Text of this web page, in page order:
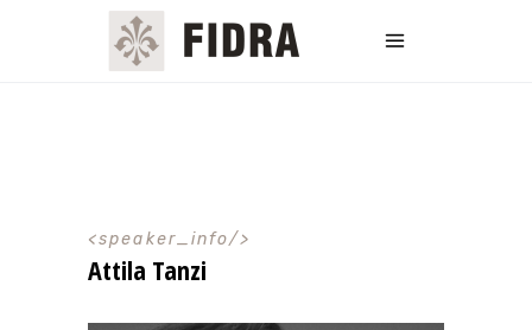
speaker_info
Attila Tanzi